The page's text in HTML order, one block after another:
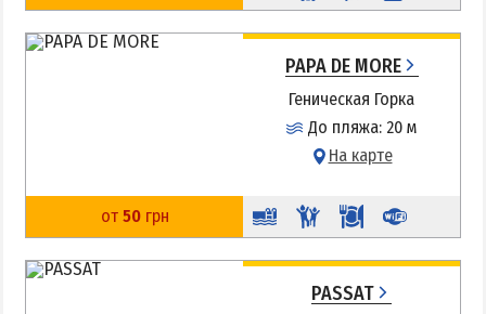
PAPA DE MORE
Геническая Горка
До пляжа: 20 м
На карте
от 50грн
PASSAT